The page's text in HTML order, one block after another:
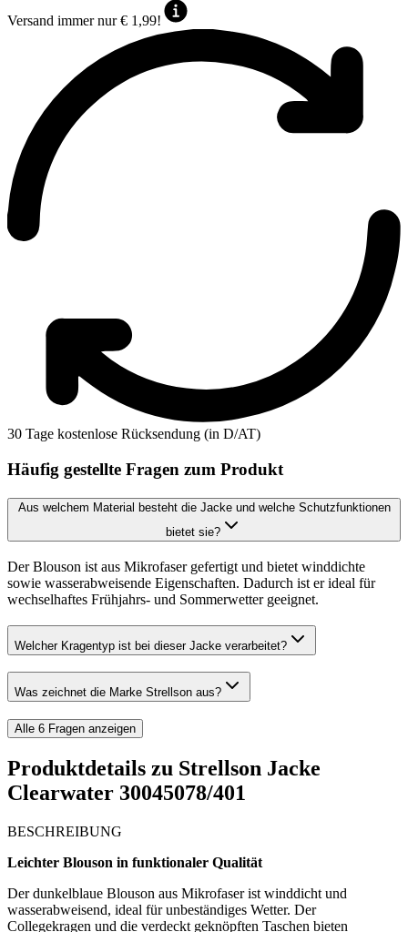
Versand immer nur € 1,99!
30 Tage kostenlose Rücksendung (in D/AT)
Häufig gestellte Fragen zum Produkt
Aus welchem Material besteht die Jacke und welche Schutzfunktionen
bietet sie?
Der Blouson ist aus Mikrofaser gefertigt und bietet winddichte
sowie wasserabweisende Eigenschaften. Dadurch ist er ideal für
wechselhaftes Frühjahrs- und Sommerwetter geeignet.
Welcher Kragentyp ist bei dieser Jacke verarbeitet?
Was zeichnet die Marke Strellson aus?
Alle 6 Fragen anzeigen
Produktdetails zu Strellson Jacke
Clearwater 30045078/401
BESCHREIBUNG
Leichter Blouson in funktionaler Qualität
Der dunkelblaue Blouson aus Mikrofaser ist winddicht und
wasserabweisend, ideal für unbeständiges Wetter. Der
Collegekragen und die verdeckt geknöpften Taschen bieten